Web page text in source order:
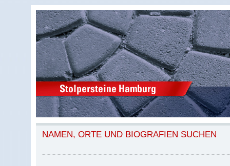
NAMEN, ORTE UND BIOGRAFIEN SUCHEN